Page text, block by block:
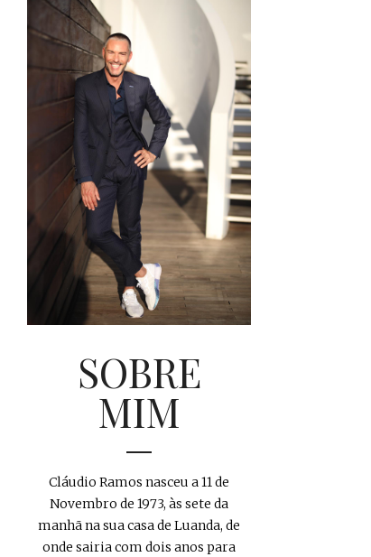
SOBRE
MIM
Cláudio Ramos nasceu a 11 de
Novembro de 1973, às sete da
manhã na sua casa de Luanda, de
onde sairia com dois anos para